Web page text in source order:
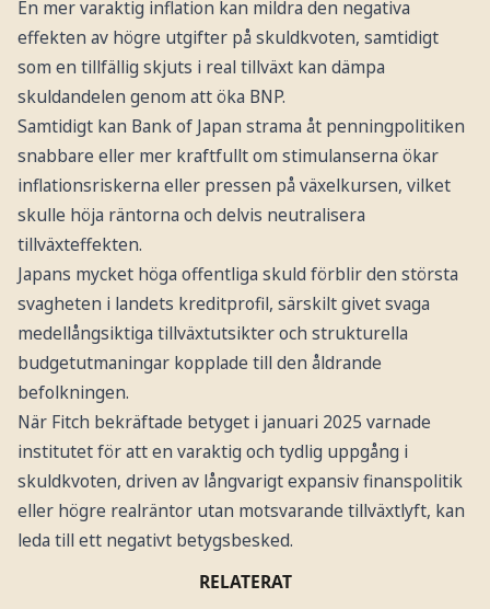
En mer varaktig inflation kan mildra den negativa
effekten av högre utgifter på skuldkvoten, samtidigt
som en tillfällig skjuts i real tillväxt kan dämpa
skuldandelen genom att öka BNP.
Samtidigt kan Bank of Japan strama åt penningpolitiken
snabbare eller mer kraftfullt om stimulanserna ökar
inflationsriskerna eller pressen på växelkursen, vilket
skulle höja räntorna och delvis neutralisera
tillväxteffekten.
Japans mycket höga offentliga skuld förblir den största
svagheten i landets kreditprofil, särskilt givet svaga
medellångsiktiga tillväxtutsikter och strukturella
budgetutmaningar kopplade till den åldrande
befolkningen.
När Fitch bekräftade betyget i januari 2025 varnade
institutet för att en varaktig och tydlig uppgång i
skuldkvoten, driven av långvarigt expansiv finanspolitik
eller högre realräntor utan motsvarande tillväxtlyft, kan
leda till ett negativt betygsbesked.
RELATERAT